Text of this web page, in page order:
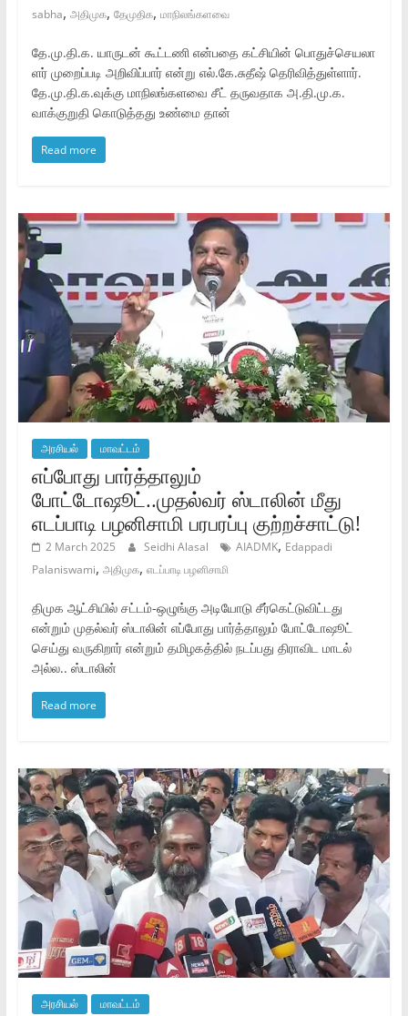
sabha, அதிமுக, தேமுதிக, மாநிலங்களவை
தே.மு​.தி.க. யாருடன் கூட்​டணி என்​பதை கட்​சி​யின் பொதுச்​செய​லா​
ளர் முறைப்​படி அறி​விப்​பார் என்று எல்.கே.சுதீஷ் தெரிவித்துள்ளார்.
தே.மு.தி.க.வுக்கு மாநிலங்களவை சீட் தருவதாக அ.தி.மு.க.
வாக்குறுதி கொடுத்தது உண்மை தான்
Read more
அரசியல் மாவட்டம்
எப்போது பார்த்தாலும்
போட்டோஷூட்..முதல்வர் ஸ்டாலின் மீது
எடப்பாடி பழனிசாமி பரபரப்பு குற்றச்சாட்டு!
2 March 2025 Seidhi Alasal AIADMK, Edappadi
Palaniswami, அதிமுக, எடப்பாடி பழனிசாமி
திமுக ஆட்சியில் சட்டம்-ஒழுங்கு அடியோடு சீர்கெட்டுவிட்டது
என்றும் முதல்வர் ஸ்டாலின் எப்போது பார்த்தாலும் போட்டோஷூட்
செய்து வருகிறார் என்றும் தமிழகத்தில் நடப்பது திராவிட மாடல்
அல்ல.. ஸ்டாலின்
Read more
அரசியல் மாவட்டம்